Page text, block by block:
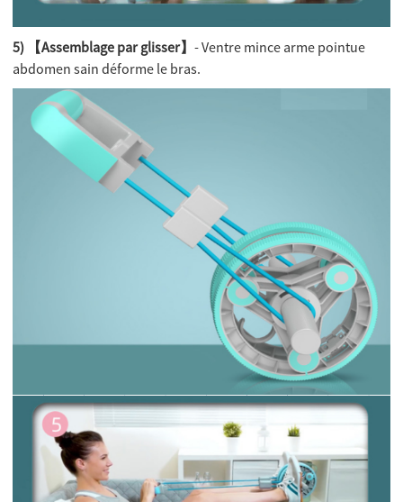
5) 【Assemblage par glisser】- Ventre mince arme pointue
abdomen sain déforme le bras.